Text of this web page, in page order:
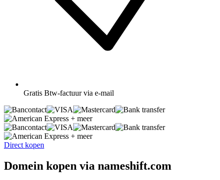
Gratis Btw-factuur via e-mail
+ meer
+ meer
Direct kopen
Domein kopen via nameshift.com